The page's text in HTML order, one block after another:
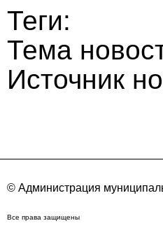
Теги:
Тема
Источник
© Администрация
Все права защищены